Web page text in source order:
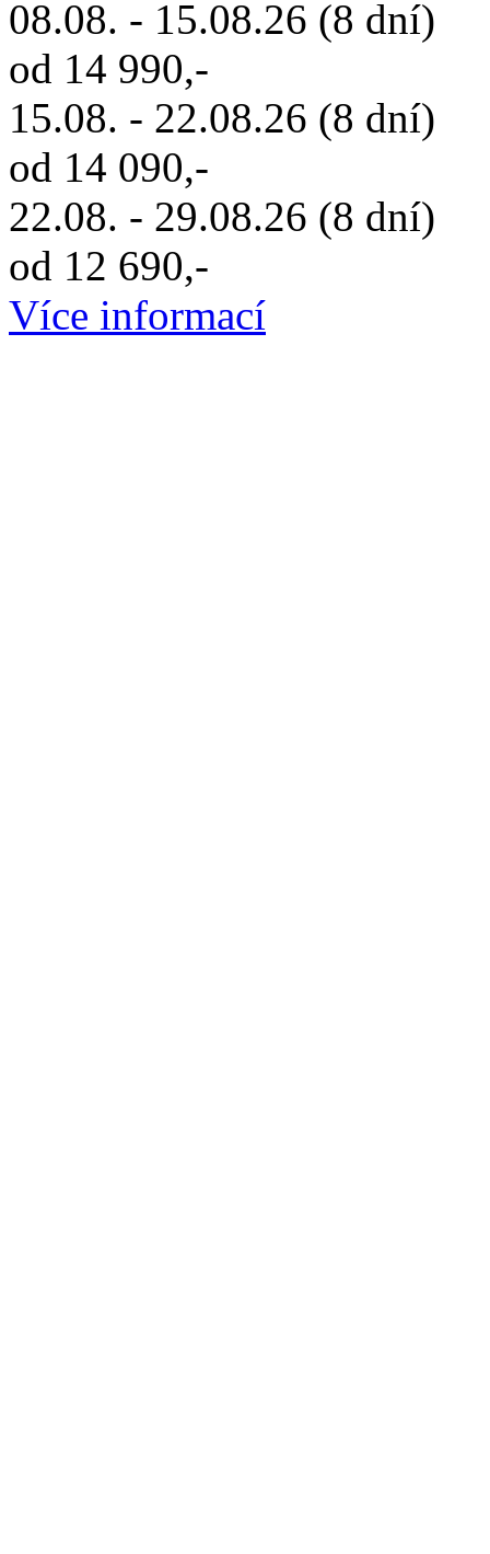
08.08. - 15.08.26 (8 dní)
od 14 990,-
15.08. - 22.08.26 (8 dní)
od 14 090,-
22.08. - 29.08.26 (8 dní)
od 12 690,-
Více informací